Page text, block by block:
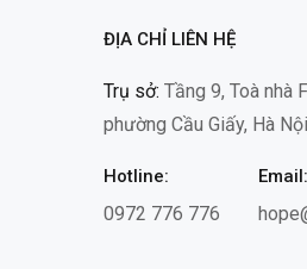
ĐỊA CHỈ LIÊN HỆ
Trụ sở: Tầng 9, Toà nhà
phường Cầu Giấy, Hà Nội
Hotline:
0972 776 776
Email: